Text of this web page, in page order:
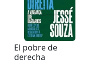
El pobre de
derecha